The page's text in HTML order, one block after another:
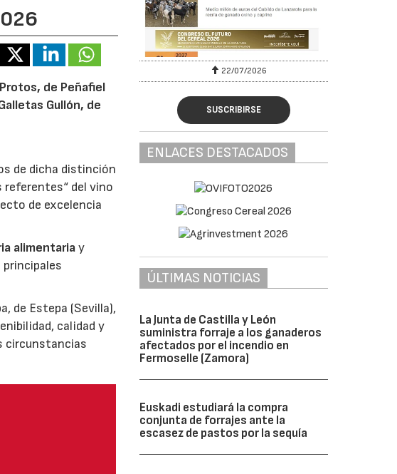
de Peñafiel
Gullón, de
de dicha distinción
referentes“ del vino
de excelencia
alimentariay
de Estepa (Sevilla),
calidad y
circunstancias
22/07/2026
SUSCRIBIRSE
ENLACES DESTACADOS
ÚLTIMAS NOTICIAS
La Junta de Castilla y León
suministra forraje a los ganaderos
afectados por el incendio en
Fermoselle (Zamora)
Euskadi estudiará la compra
conjunta de forrajes ante la
escasez de pastos por la sequía